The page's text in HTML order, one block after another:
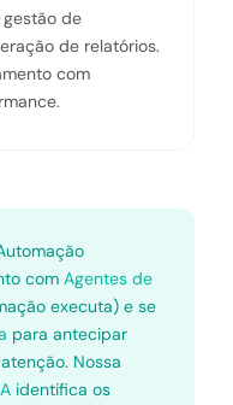
de
de relatórios.
com
com Agentes de
executa) e se
para antecipar
Nossa
identifica os